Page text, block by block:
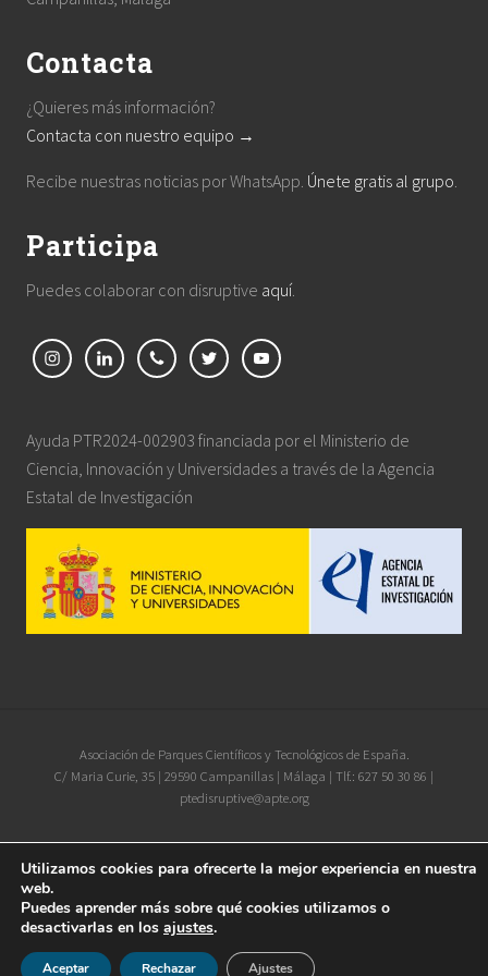
Contacta
¿Quieres más información?
Contacta con nuestro equipo →
Recibe nuestras noticias por WhatsApp. Únete gratis al grupo
Participa
Puedes colaborar con disruptive aquí
Ayuda PTR2024-002903 financiada por el Ministerio de
Ciencia, Innovación y Universidades a través de la Agencia
Estatal de Investigación
Footer
Asociación de Parques Científicos y Tecnológicos de España.
C/ Maria Curie, 35 | 29590 Campanillas | Málaga | Tlf.: 627 50 30 86 |
ptedisruptive@apte.org
Iconos diseñados porxnimrodxfromwww.flaticon.es
Utilizamos cookies para ofrecerte la mejor experiencia en nuestra
web.
Puedes aprender más sobre qué cookies utilizamos o
desactivarlas en los ajustes.
Aceptar Rechazar Ajustes